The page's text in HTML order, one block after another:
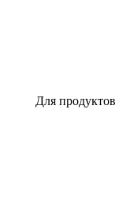
Для продуктов